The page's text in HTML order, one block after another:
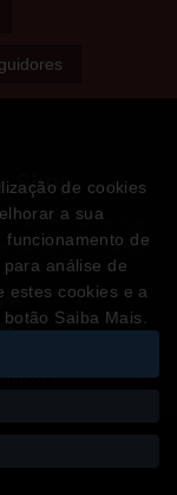
Shop
apimentar a sua
e excitante!
© OUSADIAS.pt 2026
de cookies
a sua
funcionamento de
análise de
estes cookies e a
Saiba Mais.